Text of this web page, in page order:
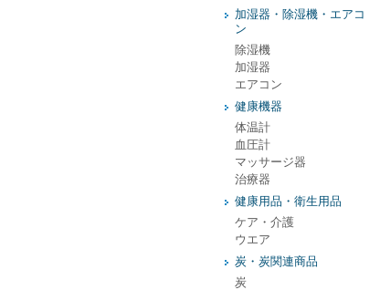
加湿器・除湿機・エアコ
ン
除湿機
加湿器
エアコン
健康機器
体温計
血圧計
マッサージ器
治療器
健康用品・衛生用品
ケア・介護
ウエア
炭・炭関連商品
炭